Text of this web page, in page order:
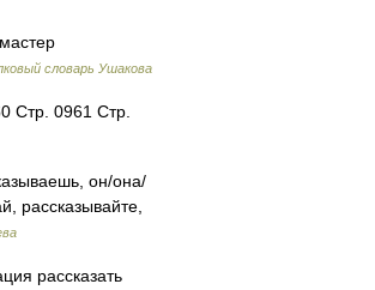
словарь Ушакова
Стр. 0961 Стр.
он/она/
рассказывайте,
рассказать